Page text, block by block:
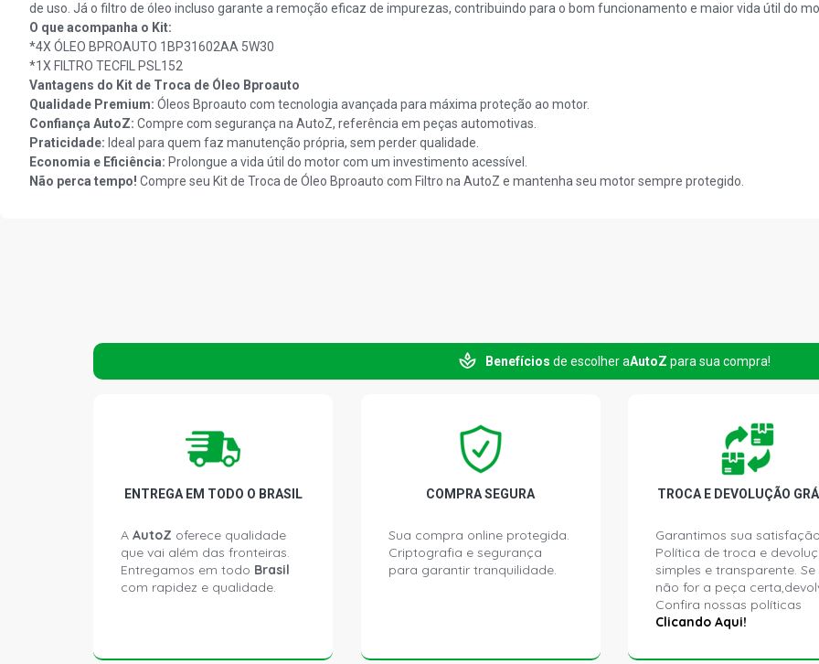
de uso. Já o filtro de óleo incluso garante a remoção eficaz de impurezas, contribuindo para o bom funcionamento e maior vida útil do
O que acompanha o Kit:
*4X ÓLEO BPROAUTO 1BP31602AA 5W30
*1X FILTRO TECFIL PSL152
Vantagens do Kit de Troca de Óleo Bproauto
Qualidade Premium: Óleos Bproauto com tecnologia avançada para máxima proteção ao motor.
Confiança AutoZ: Compre com segurança na AutoZ, referência em peças automotivas.
Praticidade: Ideal para quem faz manutenção própria, sem perder qualidade.
Economia e Eficiência: Prolongue a vida útil do motor com um investimento acessível.
Não perca tempo! Compre seu Kit de Troca de Óleo Bproauto com Filtro na AutoZ e mantenha seu motor sempre protegido.
Benefícios de escolher aAutoZ para sua compra!
ENTREGA EM TODO O BRASIL
A AutoZ oferece qualidade
que vai além das fronteiras.
Entregamos em todo Brasil
com rapidez e qualidade.
COMPRA SEGURA
Sua compra online protegida.
Criptografia e segurança
para garantir tranquilidade.
TROCA E DEVOLUÇÃO
Garantimos sua
Política de troca e
simples e transparente. Se
não for a peça
Confira nossas políticas
Clicando Aqui!